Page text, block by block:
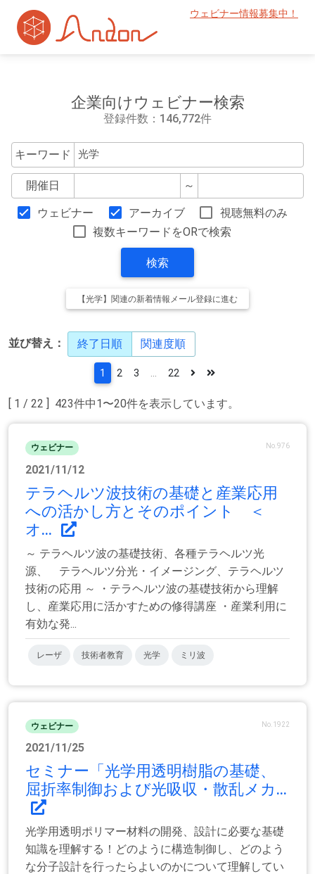
ウェビナー情報募集中！
企業向けウェビナー検索
登録件数：146,772件
キーワード
開催日 ～
ウェビナー アーカイブ
視聴無料のみ
複数キーワードをORで検索
検索
【光学】関連の新着情報メール登録に進む
並び替え： 終了日順 関連度順
[ 1 / 22 ] 423件中1〜20件を表示しています。
1 2 3 22
ウェビナー No.976
2021/11/12
テラヘルツ波技術の基礎と産業応用
への活かし方とそのポイント ＜
オ...
～ テラヘルツ波の基礎技術、各種テラヘルツ光
源、 テラヘルツ分光・イメージング、テラヘルツ
技術の応用 ～ ・テラヘルツ波の基礎技術から理解
し、産業応用に活かすための修得講座 ・産業利用に
有効な発...
レーザ 技術者教育 光学 ミリ波
ウェビナー No.1922
2021/11/25
セミナー「光学用透明樹脂の基礎、
屈折率制御および光吸収・散乱メカ...
光学用透明ポリマー材料の開発、設計に必要な基礎
知識を理解する！どのように構造制御し、どのよう
な分子設計を行ったらよいのかについて理解してい